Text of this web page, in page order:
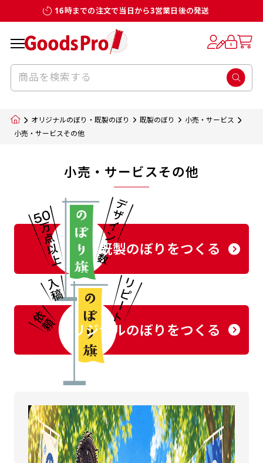
16時までの注文で当日から3営業日後の発送
オリジナルのぼり・既製のぼり 既製のぼり
小売・サービス
小売・サービスその他
小売・サービスその他
既製のぼりをつくる
オリジナルのぼりをつくる